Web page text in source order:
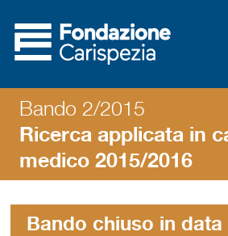
Bando 2/2015
Ricerca applicata in
medico 2015/2016
Bando chiuso in